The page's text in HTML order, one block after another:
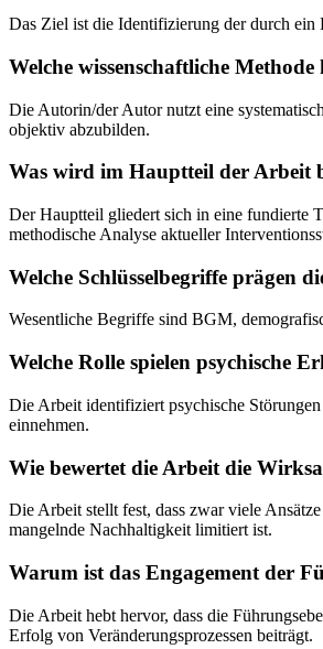
Das Ziel ist die Identifizierung der durch
Welche wissenschaftliche
Die Autorin/der Autor nutzt eine
objektiv abzubilden.
Was wird im Hauptteil der Arbeit
Der Hauptteil gliedert sich in eine fundierte
methodische Analyse aktueller
Welche Schlüsselbegriffe prägen
Wesentliche Begriffe sind BGM,
Welche Rolle spielen psychische
Die Arbeit identifiziert psychische
einnehmen.
Wie bewertet die Arbeit die
Die Arbeit stellt fest, dass zwar viele
mangelnde Nachhaltigkeit limitiert ist.
Warum ist das Engagement der
Die Arbeit hebt hervor, dass die
Erfolg von Veränderungsprozessen beiträgt.